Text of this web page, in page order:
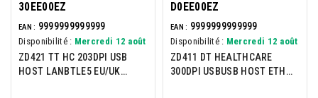
30EE00EZ
EAN : 9999999999999
Disponibilité : Mercredi 12 août
ZD421 TT HC 203DPI USB
HOST LANBTLE5 EU/UK
D0EE00EZ
EAN : 9999999999999
Disponibilité : Mercredi 12 août
ZD411 DT HEALTHCARE
300DPI USBUSB HOST ETH